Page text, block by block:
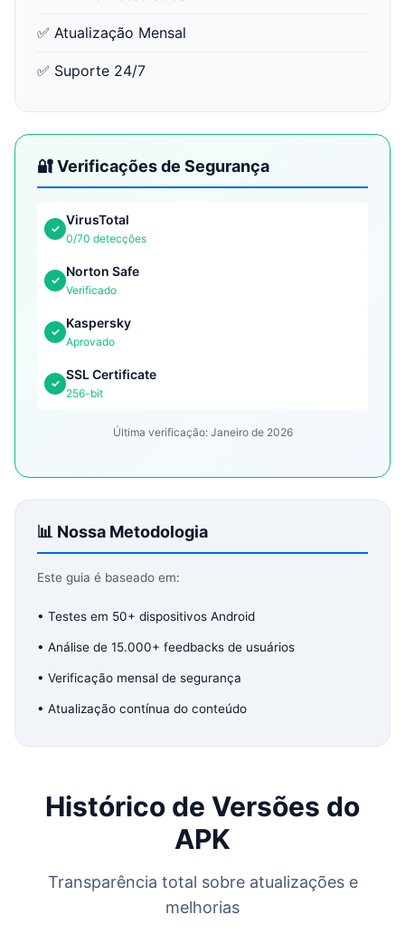
✅ Atualização Mensal
✅ Suporte 24/7
🔐 Verificações de Segurança
✓
VirusTotal
0/70 detecções
✓
Norton Safe
Verificado
✓
Kaspersky
Aprovado
✓
SSL Certificate
256-bit
Última verificação: Janeiro de 2026
📊 Nossa Metodologia
Este guia é baseado em:
• Testes em 50+ dispositivos Android
• Análise de 15.000+ feedbacks de usuários
• Verificação mensal de segurança
• Atualização contínua do conteúdo
Histórico de Versões do
APK
Transparência total sobre atualizações e
melhorias